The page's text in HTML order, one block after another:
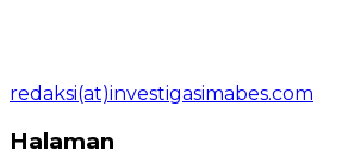
redaksi(at)investigasimabes.com
Halaman